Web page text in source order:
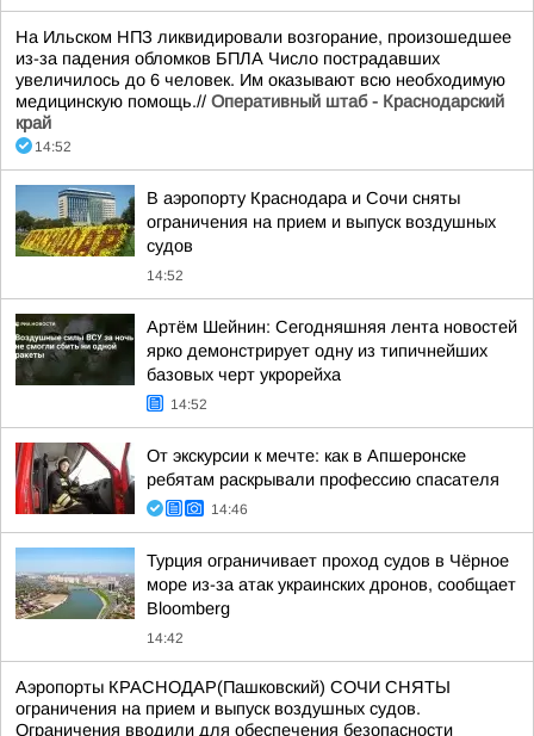
На Ильском НПЗ ликвидировали возгорание, произошедшее
из-за падения обломков БПЛА Число пострадавших
увеличилось до 6 человек. Им оказывают всю необходимую
медицинскую помощь.// Оперативный штаб - Краснодарский
край
14:52
В аэропорту Краснодара и Сочи сняты
ограничения на прием и выпуск воздушных
судов
14:52
Артём Шейнин: Сегодняшняя лента новостей
ярко демонстрирует одну из типичнейших
базовых черт укрорейха
14:52
От экскурсии к мечте: как в Апшеронске
ребятам раскрывали профессию спасателя
14:46
Турция ограничивает проход судов в Чёрное
море из-за атак украинских дронов, сообщает
Bloomberg
14:42
Аэропорты КРАСНОДАР(Пашковский) СОЧИ СНЯТЫ
ограничения на прием и выпуск воздушных судов.
Ограничения вводили для обеспечения безопасности